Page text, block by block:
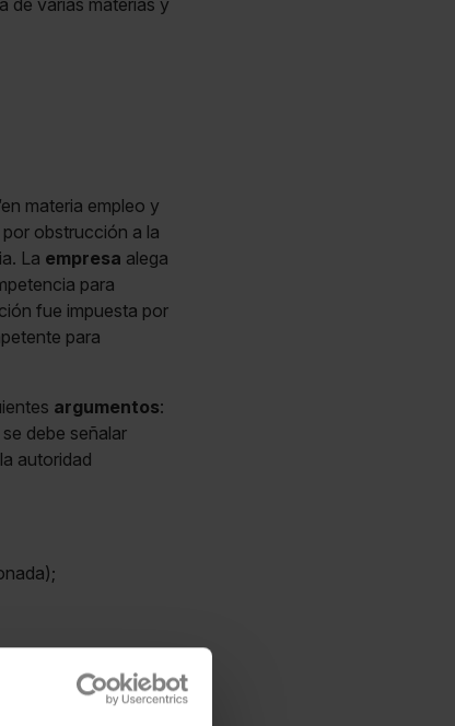
de varias materias y
materia empleo y
obstrucción a la
La empresa alega
para
fue impuesta por
para
argumentos:
debe señalar
autoridad
Autónoma de
en la